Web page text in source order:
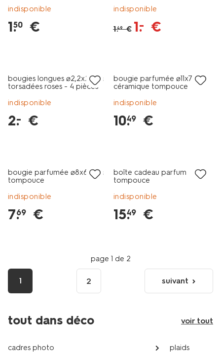
indisponible
1.
50 €
indisponible
1.49 € 1.
– €
bougies longues ⌀2,2x25cm
torsadées roses - 4 pièces
indisponible
2.
– €
bougie parfumée ⌀11x7cm
céramique tompouce
indisponible
10.
49 €
bougie parfumée ⌀8x6,4cm
tompouce
indisponible
7.
69 €
boîte cadeau parfum
tompouce
indisponible
15.
49 €
page 1 de 2
1 2
page
suivante
suivant
tout dans déco voir tout
cadres photo plaids